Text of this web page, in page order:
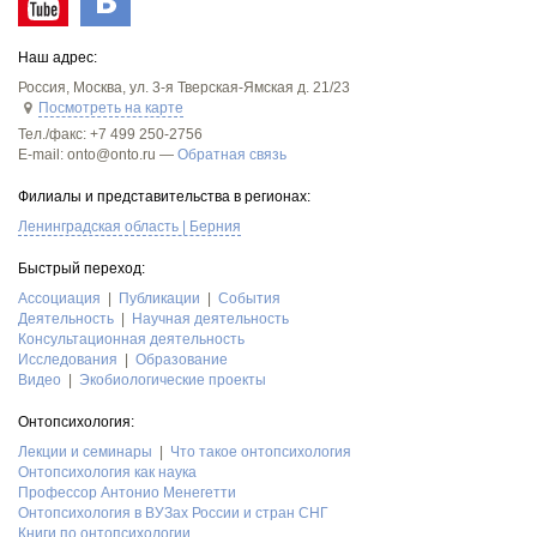
Наш адрес:
Россия, Москва, ул. 3-я Тверская-Ямская д. 21/23
Посмотреть на карте
Тел./факс: +7 499 250-2756
E-mail: onto@onto.ru — Обратная связь
Филиалы и представительства в регионах:
Ленинградская область | Берния
Быстрый переход:
Асcоциация
Публикации
События
Деятельность
Научная деятельность
Консультационная деятельность
Исследования
Образование
Видео
Экобиологические проекты
Онтопсихология:
Лекции и семинары
Что такое онтопсихология
Онтопсихология как наука
Профессор Антонио Менегетти
Онтопсихология в ВУЗах России и стран СНГ